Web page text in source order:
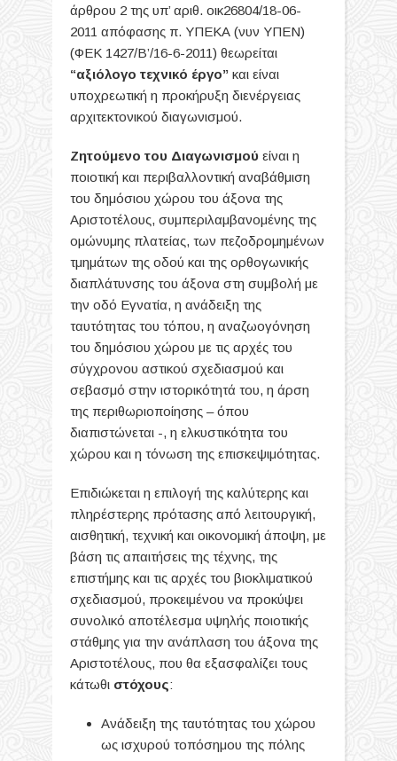
άρθρου 2 της υπ’ αριθ. οικ26804/18-06-
2011 απόφασης π. ΥΠΕΚΑ (νυν ΥΠΕΝ)
(ΦΕΚ 1427/Β’/16-6-2011) θεωρείται
“αξιόλογο τεχνικό έργο” και είναι
υποχρεωτική η προκήρυξη διενέργειας
αρχιτεκτονικού διαγωνισμού.
Ζητούμενο του Διαγωνισμού είναι η
ποιοτική και περιβαλλοντική αναβάθμιση
του δημόσιου χώρου του άξονα της
Αριστοτέλους, συμπεριλαμβανομένης της
ομώνυμης πλατείας, των πεζοδρομημένων
τμημάτων της οδού και της ορθογωνικής
διαπλάτυνσης του άξονα στη συμβολή με
την οδό Εγνατία, η ανάδειξη της
ταυτότητας του τόπου, η αναζωογόνηση
του δημόσιου χώρου με τις αρχές του
σύγχρονου αστικού σχεδιασμού και
σεβασμό στην ιστορικότητά του, η άρση
της περιθωριοποίησης – όπου
διαπιστώνεται -, η ελκυστικότητα του
χώρου και η τόνωση της επισκεψιμότητας.
Επιδιώκεται η επιλογή της καλύτερης και
πληρέστερης πρότασης από λειτουργική,
αισθητική, τεχνική και οικονομική άποψη, με
βάση τις απαιτήσεις της τέχνης, της
επιστήμης και τις αρχές του βιοκλιματικού
σχεδιασμού, προκειμένου να προκύψει
συνολικό αποτέλεσμα υψηλής ποιοτικής
στάθμης για την ανάπλαση του άξονα της
Αριστοτέλους, που θα εξασφαλίζει τους
κάτωθι στόχους:
Ανάδειξη της ταυτότητας του χώρου
ως ισχυρού τοπόσημου της πόλης